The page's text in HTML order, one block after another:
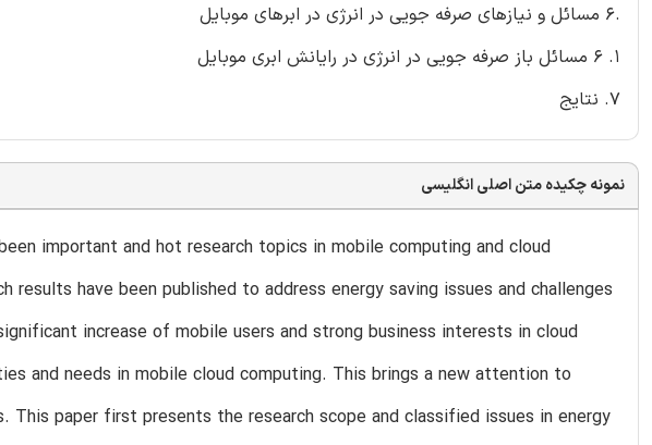
.6 مسائل و نیازهای صرفه جویی در انرژی در ابرهای موبایل
1. 6 مسائل باز صرفه جویی در انرژی در رایانش ابری موبایل
7. نتایج
نمونه چکیده متن اصلی انگلیسی
important and hot research topics in mobile computing and cloud
results have been published to address energy saving issues and challenges
increase of mobile users and strong business interests in cloud
and needs in mobile cloud computing. This brings a new attention to
This paper first presents the research scope and classified issues in energy